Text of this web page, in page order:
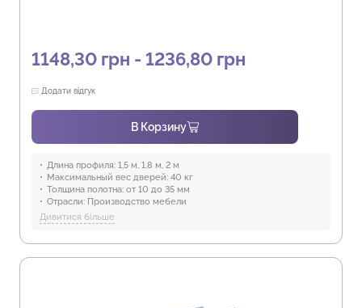
1148,30 грн - 1236,80 грн
Додати відгук
В Корзину
Длина профиля: 1,5 м, 1,8 м, 2 м
Максимальный вес дверей: 40 кг
Толщина полотна: от 10 до 35 мм
Отрасли: Производство мебели
Предназначение:
Защита от воды:
Дивитися більше